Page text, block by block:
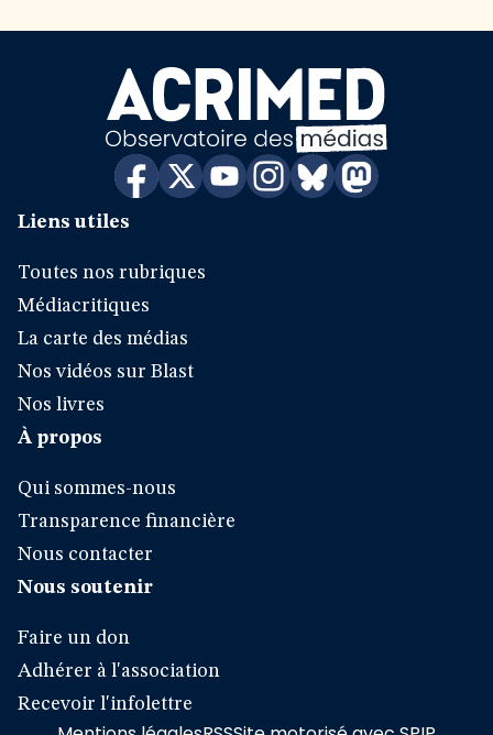
Liens utiles
Toutes nos rubriques
Médiacritiques
La carte des médias
Nos vidéos sur Blast
Nos livres
À propos
Qui sommes-nous
Transparence financière
Nous contacter
Nous soutenir
Faire un don
Adhérer à l'association
Recevoir l'infolettre